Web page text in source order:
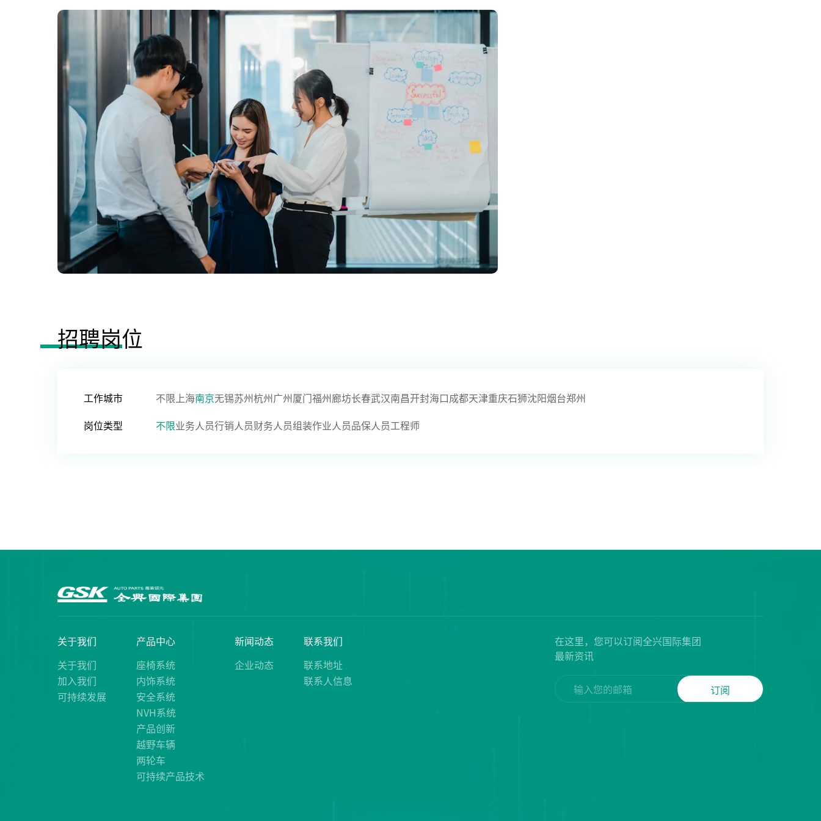
招聘岗位
工作城市 不限 上海南京无锡苏州杭州广州厦门福州廊坊长春武汉南昌开封海口成都天津重庆石狮沈阳烟台郑州
岗位类型
不限业务人员行销人员财务人员组装作业人员品保人员工程师
关于我们
关于我们
加入我们
可持续发展
产品中心
座椅系统
内饰系统
安全系统
NVH系统
产品创新
越野车辆
两轮车
可持续产品技术
新闻动态
企业动态
联系我们
联系地址
联系人信息
在这里，您可以订阅全兴国际集团
最新资讯
订阅